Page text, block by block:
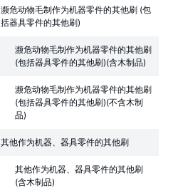
濒危动物毛制作为机器零件的其他刷 (包
括器具零件的其他刷)
濒危动物毛制作为机器零件的其他刷
(包括器具零件的其他刷)(含木制品)
濒危动物毛制作为机器零件的其他刷
(包括器具零件的其他刷)(不含木制
品)
其他作为机器、器具零件的其他刷
其他作为机器、器具零件的其他刷
(含木制品)